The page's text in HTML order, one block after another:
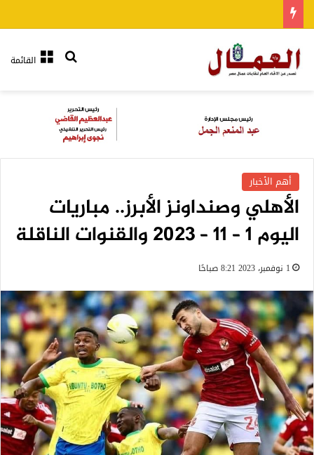
القائمةبحث عن
أهم الأخبار
الأهلي وصنداونز الأبرز.. مباريات
اليوم 1 – 11 – 2023 والقنوات الناقلة
1 نوفمبر، 2023 8:21 صباحًا